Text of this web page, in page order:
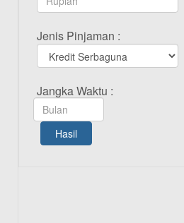
Bulan September
20-09-2025
Daftar Pemenang
Bulan Agustus 2025
Pengumuman
Jenis Pinjaman :
Jangka Waktu :
Hasil